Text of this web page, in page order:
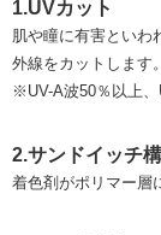
1.UVカット
肌や瞳に有害といわ
外線をカットします。
※UV-A波50％以上、
2.サンドイッチ
着色剤がポリマー層